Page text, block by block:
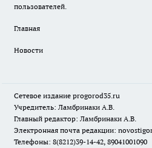
пользователей.
Главная
Новости
Сетевое издание progorod35.ru
Учредитель: Ламбринаки А.В.
Главный редактор: Ламбринаки А.В.
Электронная почта редакции:
Телефоны: 8(8212)39-14-42, 89041001090